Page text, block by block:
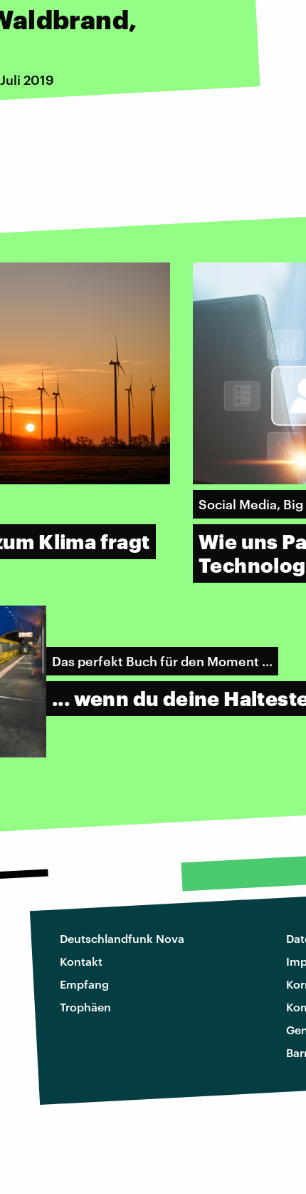
2019
Klima fragt
Social Media, Big
Wie uns
Das perfekt Buch für den Moment ...
... wenn du deine
Deutschlandfunk Nova
Kontakt
Empfang
Trophäen